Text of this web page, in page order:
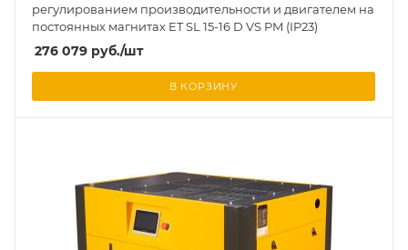
регулированием производительности и двигателем на
постоянных магнитах ET SL 15-16 D VS PM (IP23)
276 079 руб./шт
В КОРЗИНУ